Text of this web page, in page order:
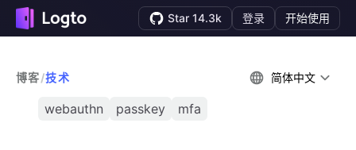
Star 14.3k 登录 开始使用
博客/技术 简体中文
webauthn passkey mfa